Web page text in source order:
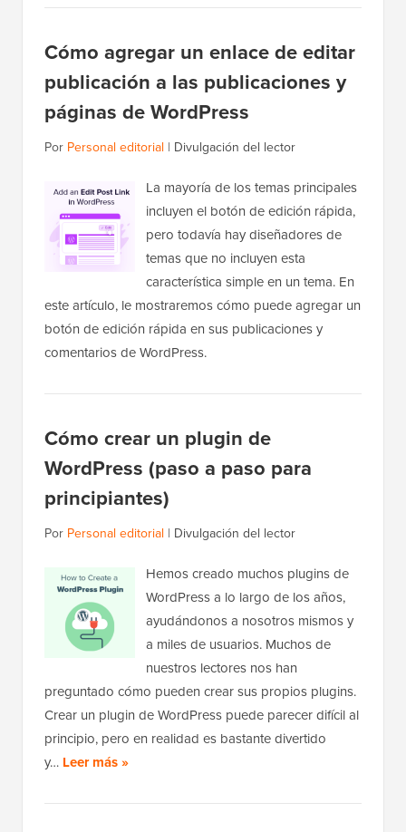
Cómo agregar un enlace de editar
publicación a las publicaciones y
páginas de WordPress
Por Personal editorial | Divulgación del lector
La mayoría de los temas principales
incluyen el botón de edición rápida,
pero todavía hay diseñadores de
temas que no incluyen esta
característica simple en un tema. En
este artículo, le mostraremos cómo puede agregar un
botón de edición rápida en sus publicaciones y
comentarios de WordPress.
Cómo crear un plugin de
WordPress (paso a paso para
principiantes)
Por Personal editorial | Divulgación del lector
Hemos creado muchos plugins de
WordPress a lo largo de los años,
ayudándonos a nosotros mismos y
a miles de usuarios. Muchos de
nuestros lectores nos han
preguntado cómo pueden crear sus propios plugins.
Crear un plugin de WordPress puede parecer difícil al
principio, pero en realidad es bastante divertido
y… Leer más »